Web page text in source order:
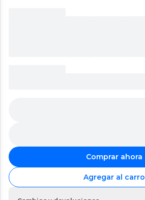
Comprar ahora
Agregar al carro